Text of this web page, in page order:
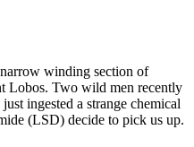
winding section of
Lobos. Two wild men recently
ingested a strange chemical
(LSD) decide to pick us up.